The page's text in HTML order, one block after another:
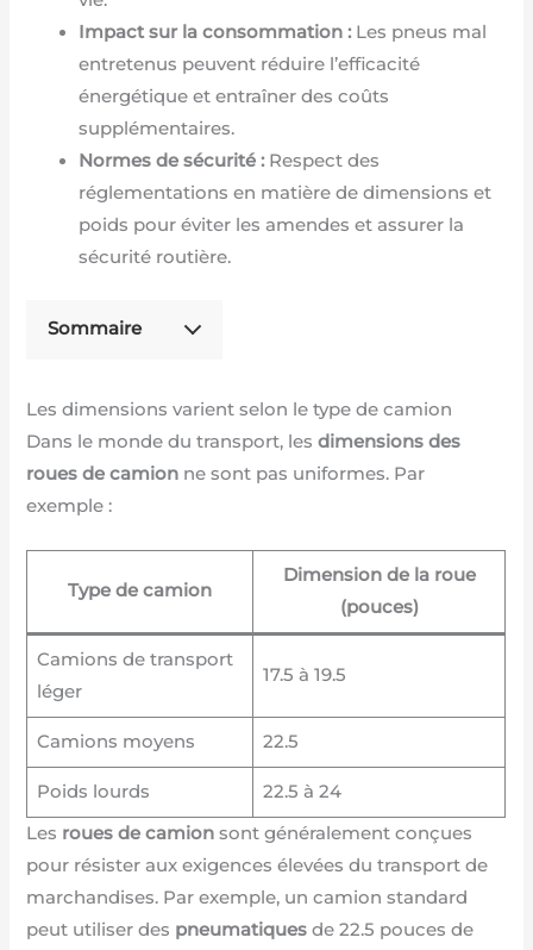
Impact sur la consommation :Les pneus mal
entretenus peuvent réduire l’efficacité
énergétique et entraîner des coûts
supplémentaires.
Normes de sécurité :Respect des
réglementations en matière de dimensions et
poids pour éviter les amendes et assurer la
sécurité routière.
Sommaire
Les dimensions varient selon le type de camion
Dans le monde du transport, lesdimensions des
roues de camion ne sont pas uniformes. Par
exemple :
Type de camion
Dimension de la roue
(pouces)
Camions de transport
léger
17.5 à 19.5
Camions moyens 22.5
Poids lourds
22.5 à 24
Les roues de camion sont généralement conçues
pour résister aux exigences élevées du transport de
marchandises. Par exemple, un camion standard
peut utiliser des pneumatiques de 22.5 pouces de